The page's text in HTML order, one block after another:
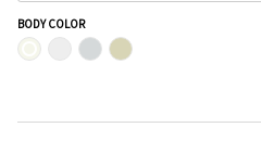
BODY COLOR